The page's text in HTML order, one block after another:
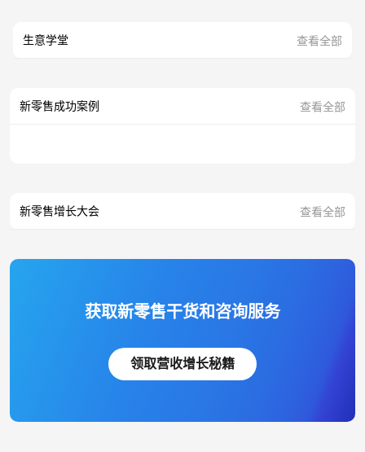
生意学堂 查看全部
新零售成功案例 查看全部
新零售增长大会 查看全部
获取新零售干货和咨询服务
领取营收增长秘籍